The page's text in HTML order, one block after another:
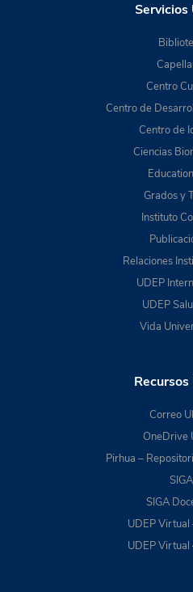
Servicios
Centro
Centro de
Centro de
Ciencias
Grados y
Instituto
Relaciones
UDEP
UDEP
Vida
Recursos
Correo
OneDrive
Pirhua –
SIGA
SIGA
UDEP Virtual
UDEP Virtual